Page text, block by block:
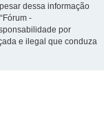
dessa informação
-
por
e ilegal que conduza